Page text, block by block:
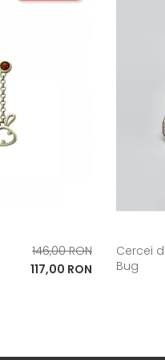
Pret
de
146,00 RON
Pret
117,00 RON
Cercei
Bug